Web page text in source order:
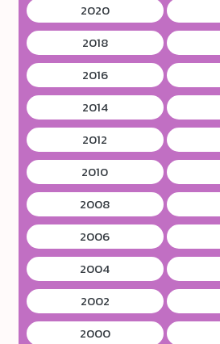
2020
2018
2016
2014
2012
2010
2008
2006
2004
2002
2000